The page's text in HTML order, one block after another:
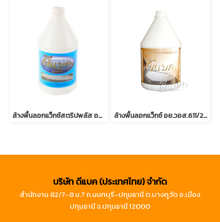
ล้างพื้นลอกแว็กซ์สตริปพลัส อย.วอส.754/2560 ล้างพื้นลอกแว็กซ์ อย.วอส.611/2552
บริษัท ดีแบค (ประเทศไทย) จำกัด
สำนักงาน 82/7-8 ม.7 ถ.นนทบุรี-ปทุมธานี ต.บางคูวัด อ.เมือง
ปทุมธานี จ.ปทุมธานี 12000